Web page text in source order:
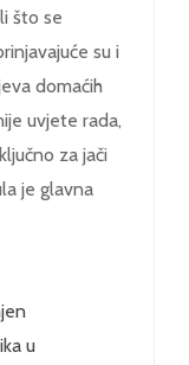
što se
su i
domaćih
uvjete rada,
za jači
je glavna
u